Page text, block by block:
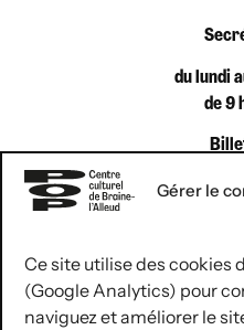
Gérer le
Ce site utilise des cookies
(Google Analytics) pour
naviguez et améliorer le
du lundi
de 9
du lundi